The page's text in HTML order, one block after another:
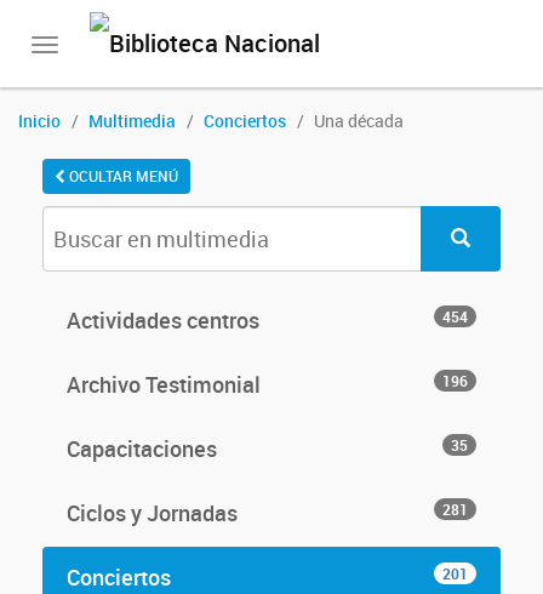
Toggle
Inicio Multimedia Conciertos Una década
OCULTAR MENÚ
Actividades centros 454
Archivo Testimonial 196
Capacitaciones 35
Ciclos y Jornadas 281
Conciertos 201